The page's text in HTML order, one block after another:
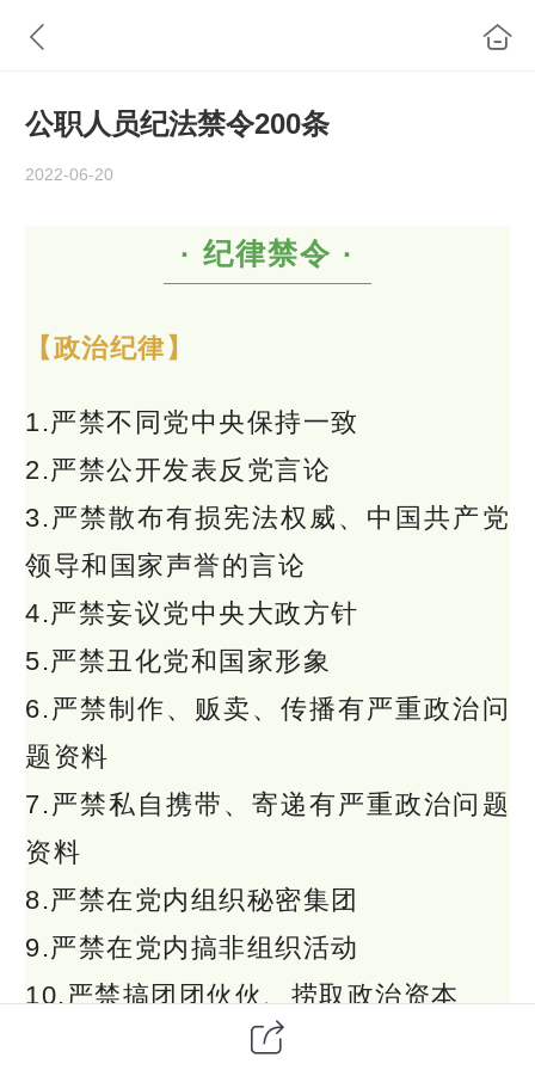
公职人员纪法禁令200条
2022-06-20
· 纪律禁令 ·
【政治纪律】
1.严禁不同党中央保持一致
2.严禁公开发表反党言论
3.严禁散布有损宪法权威、中国共产党
领导和国家声誉的言论
4.严禁妄议党中央大政方针
5.严禁丑化党和国家形象
6.严禁制作、贩卖、传播有严重政治问
题资料
7.严禁私自携带、寄递有严重政治问题
资料
8.严禁在党内组织秘密集团
9.严禁在党内搞非组织活动
10.严禁搞团团伙伙、捞取政治资本
11.严禁自行其是、搞山头主义、拒不